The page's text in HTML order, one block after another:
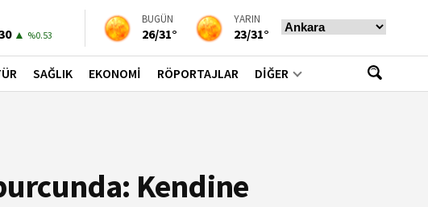
▲ %0.53
▼ %-0.02
BUGÜN
26/31°
YARIN
23/31°
SAĞLIK EKONOMİ RÖPORTAJLAR DİĞER
Kendine